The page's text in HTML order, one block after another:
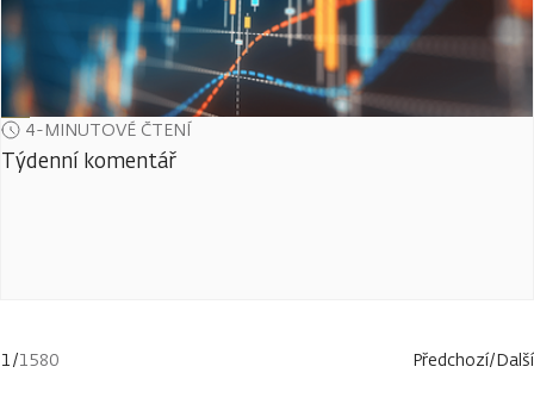
4-MINUTOVÉ ČTENÍ
Týdenní komentář
1/1580 Předchozí/Další